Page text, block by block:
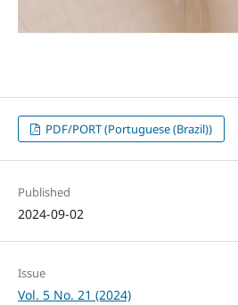
PDF/PORT (Portuguese (Brazil))
Published
2024-09-02
Issue
Vol. 5 No. 21 (2024)